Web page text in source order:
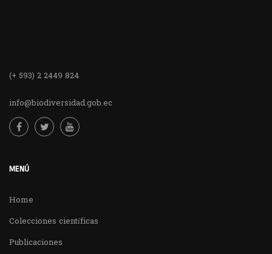
(+ 593) 2 2449 824
info@biodiversidad.gob.ec
MENÚ
Home
Colecciones científicas
Publicaciones